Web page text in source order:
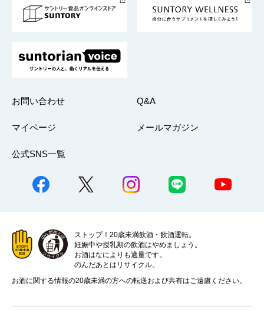
採用情報
お問い合わせ Q&A
マイページ メールマガジン
公式SNS一覧
ストップ！20歳未満飲酒・飲酒運転。
妊娠中や授乳期の飲酒はやめましょう。
お酒はなによりも適量です。
のんだあとはリサイクル。
お酒に関する情報の20歳未満の方への転送および共有はご遠慮ください。